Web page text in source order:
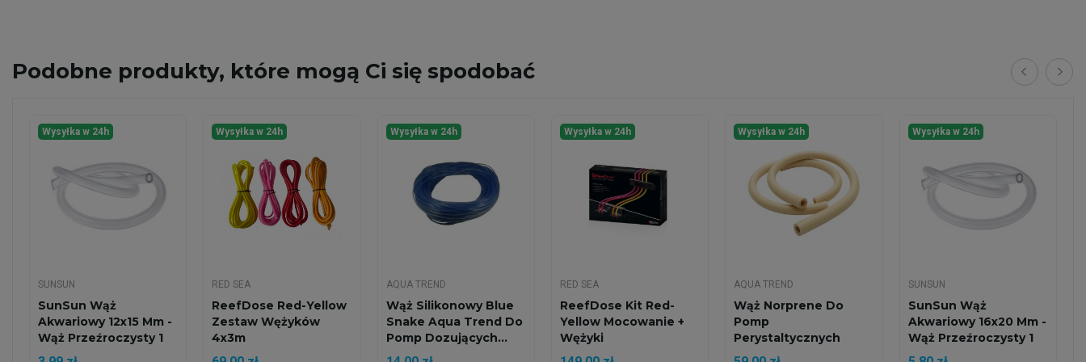
Podobne produkty, które mogą Ci się spodobać
Wysyłka w 24h
SUNSUN
SunSun Wąż
Akwariowy 12x15 Mm -
Wąż Przeźroczysty 1
Mb Do...
Wysyłka w 24h
RED SEA
ReefDose Red-Yellow
Zestaw Wężyków
4x3m
Wysyłka w 24h
AQUA TREND
Wąż Silikonowy Blue
Snake Aqua Trend Do
Pomp Dozujących...
Wysyłka w 24h
RED SEA
ReefDose Kit Red-
Yellow Mocowanie +
Wężyki
Wysyłka w 24h
AQUA TREND
Wąż Norprene Do
Pomp
Perystaltycznych
5/1.6mm
Wysyłka w 24h
SUNSUN
SunSun Wąż
Akwariowy 16x20 Mm -
Wąż Przeźroczysty 1
Mb Do...